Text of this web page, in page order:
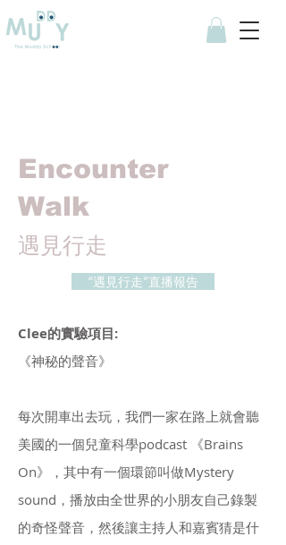
Encounter
Walk
遇見行走
“遇見行走”直播報告
Clee的實驗項目:
《神秘的聲音》
每次開車出去玩，我們一家在路上就會聽
美國的一個兒童科學podcast 《Brains
On》，其中有一個環節叫做Mystery
sound，播放由全世界的小朋友自己錄製
的奇怪聲音，然後讓主持人和嘉賓猜是什